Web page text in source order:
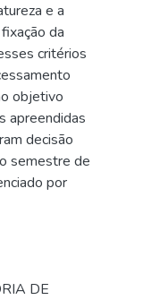
e a
da
critérios
objetivo
apreendidas
decisão
semestre de
por
DE